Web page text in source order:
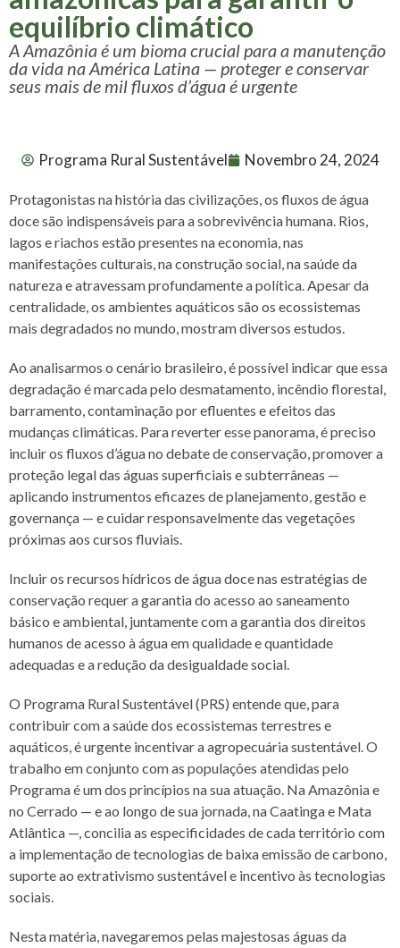
equilíbrio climático
A Amazônia é um bioma crucial para a manutenção
da vida na América Latina — proteger e conservar
seus mais de mil fluxos d’água é urgente
Programa Rural Sustentável Novembro 24, 2024
Protagonistas na história das civilizações, os fluxos de água
doce são indispensáveis para a sobrevivência humana. Rios,
lagos e riachos estão presentes na economia, nas
manifestações culturais, na construção social, na saúde da
natureza e atravessam profundamente a política. Apesar da
centralidade, os ambientes aquáticos são os ecossistemas
mais degradados no mundo, mostram diversos estudos.
Ao analisarmos o cenário brasileiro, é possível indicar que essa
degradação é marcada pelo desmatamento, incêndio florestal,
barramento, contaminação por efluentes e efeitos das
mudanças climáticas. Para reverter esse panorama, é preciso
incluir os fluxos d’água no debate de conservação, promover a
proteção legal das águas superficiais e subterrâneas —
aplicando instrumentos eficazes de planejamento, gestão e
governança — e cuidar responsavelmente das vegetações
próximas aos cursos fluviais.
Incluir os recursos hídricos de água doce nas estratégias de
conservação requer a garantia do acesso ao saneamento
básico e ambiental, juntamente com a garantia dos direitos
humanos de acesso à água em qualidade e quantidade
adequadas e a redução da desigualdade social.
O Programa Rural Sustentável (PRS) entende que, para
contribuir com a saúde dos ecossistemas terrestres e
aquáticos, é urgente incentivar a agropecuária sustentável. O
trabalho em conjunto com as populações atendidas pelo
Programa é um dos princípios na sua atuação. Na Amazônia e
no Cerrado — e ao longo de sua jornada, na Caatinga e Mata
Atlântica —, concilia as especificidades de cada território com
a implementação de tecnologias de baixa emissão de carbono,
suporte ao extrativismo sustentável e incentivo às tecnologias
sociais.
Nesta matéria, navegaremos pelas majestosas águas da